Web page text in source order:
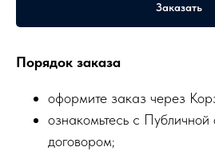
Заказать
Порядок заказа
оформите заказ через
ознакомьтесь с
договором;